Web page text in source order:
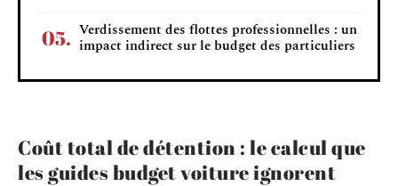
Verdissement des flottes professionnelles : un
impact indirect sur le budget des particuliers
Coût total de détention : le calcul que
les guides budget voiture ignorent